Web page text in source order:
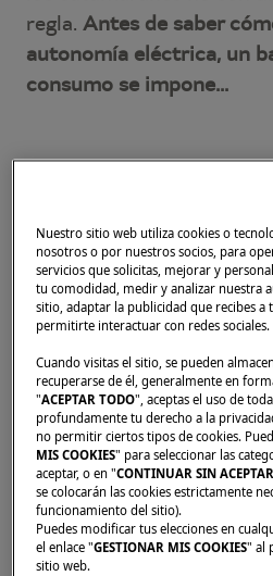
regla. Antes de saber
autonomía eléctrica, un
consumo se impone...
Breve vuelta atrás a los
un radar, la cantidad de
consume un dispositivo
Amperios-hora (Ah):
producto del consumo
Amperios) y del tiempo
Para calcular de un
de electricidad necesaria
preciso identificar todos
bordo y conocer su
podremos rellenar una
aconsejamos disponer de
Nuestro sitio web utiliza cookies o
nosotros o por nuestros socios, para
servicios que solicitas, mejorar y
tu comodidad, medir y analizar nuestra
sitio, adaptar la publicidad que recibes a
permitirte interactuar con redes sociales.
Cuando visitas el sitio, se pueden
recuperarse de él, generalmente en
"ACEPTAR TODO", aceptas el uso de
profundamente tu derecho a la
no permitir ciertos tipos de cookies.
MIS COOKIES" para seleccionar las
aceptar, o en "CONTINUAR SIN
se colocarán las cookies estrictamente
funcionamiento del sitio).
Puedes modificar tus elecciones en
el enlace "GESTIONAR MIS COOKIES" al
sitio web.